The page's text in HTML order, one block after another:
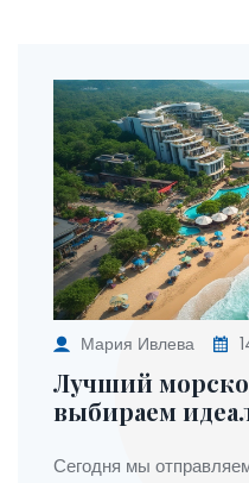
Мария Ивлева
Лучший
выбираем
Сегодня мы